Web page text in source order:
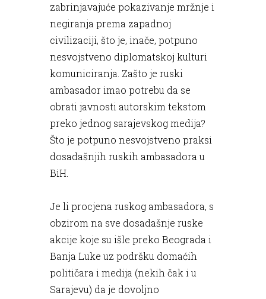
zabrinjavajuće pokazivanje mržnje i
negiranja prema zapadnoj
civilizaciji, što je, inače, potpuno
nesvojstveno diplomatskoj kulturi
komuniciranja. Zašto je ruski
ambasador imao potrebu da se
obrati javnosti autorskim tekstom
preko jednog sarajevskog medija?
Što je potpuno nesvojstveno praksi
dosadašnjih ruskih ambasadora u
BiH.
Je li procjena ruskog ambasadora, s
obzirom na sve dosadašnje ruske
akcije koje su išle preko Beograda i
Banja Luke uz podršku domaćih
političara i medija (nekih čak i u
Sarajevu) da je dovoljno